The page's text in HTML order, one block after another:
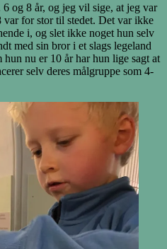
og 8 år, og jeg vil sige, at jeg var
for stor til stedet. Det var ikke
i, og slet ikke noget hun selv
med sin bror i et slags legeland
nu er 10 år har hun lige sagt at
selv deres målgruppe som 4-